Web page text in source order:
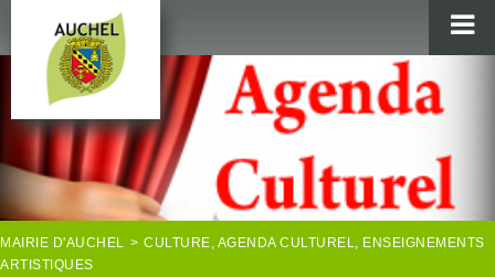
MAIRIE
AU QUOTIDIEN
AGENDA & LOISIRS
AUCHEL EN IMAGES
MAIRIE D'AUCHEL > CULTURE, AGENDA CULTUREL, ENSEIGNEMENTS
ARTISTIQUES